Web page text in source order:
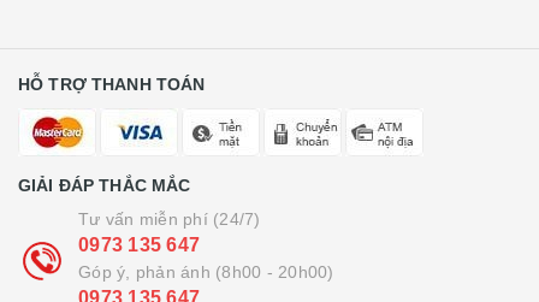
HỖ TRỢ THANH TOÁN
GIẢI ĐÁP THẮC MẮC
Tư vấn miễn phí (24/7)
0973 135 647
Góp ý, phản ánh (8h00 - 20h00)
0973 135 647